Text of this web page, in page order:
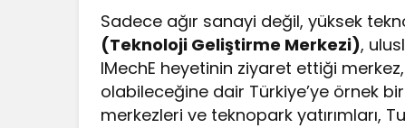
Sadece ağır sanayi değil, yüksek
(Teknoloji Geliştirme Merkezi),
IMechE heyetinin ziyaret ettiği
olabileceğine dair Türkiye’ye örnek
merkezleri ve teknopark yatırımları,